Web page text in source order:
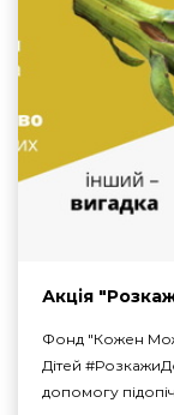
Акція
Фонд "Кожен
Дітей
допомогу